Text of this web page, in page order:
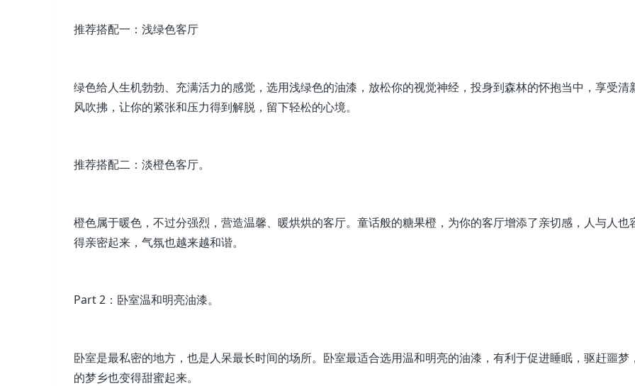
推荐搭配一：浅绿色客厅
绿色给人生机勃勃、充满活力的感觉，选用浅绿色的油漆，放松你的视觉神经，投身到森林的怀抱当中，享受清
风吹拂，让你的紧张和压力得到解脱，留下轻松的心境。
推荐搭配二：淡橙色客厅。
橙色属于暖色，不过分强烈，营造温馨、暖烘烘的客厅。童话般的糖果橙，为你的客厅增添了亲切感，人与人也
得亲密起来，气氛也越来越和谐。
Part 2：卧室温和明亮油漆。
卧室是最私密的地方，也是人呆最长时间的场所。卧室最适合选用温和明亮的油漆，有利于促进睡眠，驱赶噩梦
的梦乡也变得甜蜜起来。